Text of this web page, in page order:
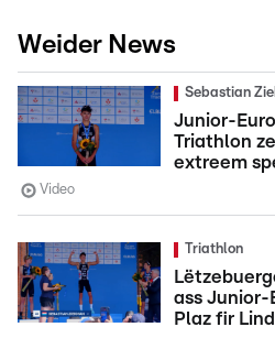
Weider News
Sebastian
Junior-
Triathlon
extreem
Video
Triathlon
ass Junior-
Plaz fir